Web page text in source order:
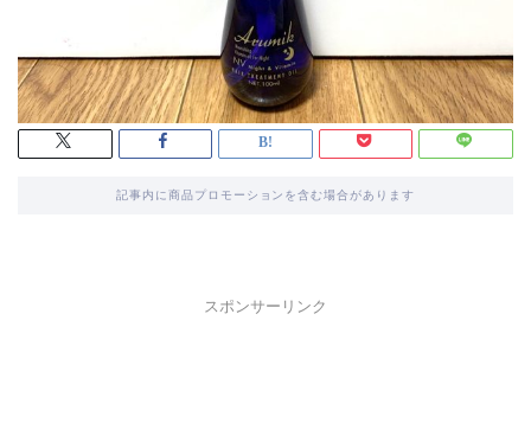
記事内に商品プロモーションを含む場合があります
スポンサーリンク